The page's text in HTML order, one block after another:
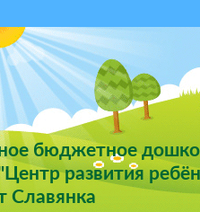
бюджетное
развития
Славянка